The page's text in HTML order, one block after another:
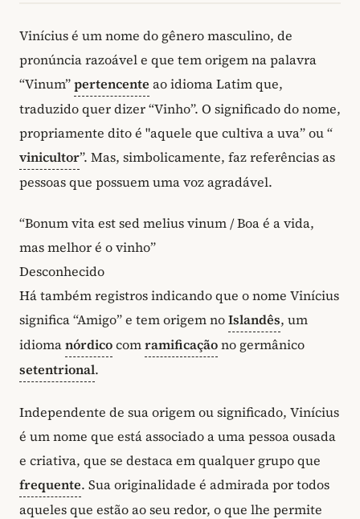
Vinícius é um nome do gênero masculino, de
pronúncia razoável e que tem origem na palavra
“Vinum”pertencente ao idioma Latim que,
traduzido quer dizer “Vinho”. O significado do nome,
propriamente dito é "aquele que cultiva a uva” ou “
vinicultor”. Mas, simbolicamente, faz referências as
pessoas que possuem uma voz agradável.
“Bonum vita est sed melius vinum / Boa é a vida,
mas melhor é o vinho”
Desconhecido
Há também registros indicando que o nome Vinícius
significa “Amigo” e tem origem noIslandês, um
idiomanórdicocomramificaçãono germânico
setentrional.
Independente de sua origem ou significado, Vinícius
é um nome que está associado a uma pessoa ousada
e criativa, que se destaca em qualquer grupo que
frequente. Sua originalidade é admirada por todos
aqueles que estão ao seu redor, o que lhe permite